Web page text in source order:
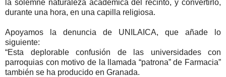
la solemne naturaleza académica del recinto, y convertirlo,
durante una hora, en una capilla religiosa.
Apoyamos la denuncia de UNILAICA, que añade lo
siguiente:
“Esta deplorable confusión de las universidades con
parroquias con motivo de la llamada “patrona” de Farmacia”
también se ha producido en Granada.